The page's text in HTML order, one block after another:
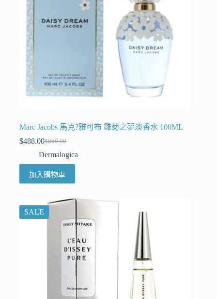
Marc Jacobs 馬克?雅可布 雛菊之夢淡香水 100ML
$860.00
$488.00
Dermalogica
加入購物車
SALE